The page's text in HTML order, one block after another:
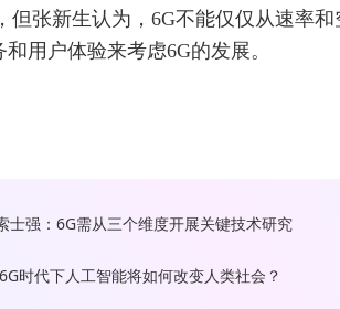
但张新生认为，6G不能仅仅从速率
用户体验来考虑6G的发展。
士强：6G需从三个维度开展关键技术研究
时代下人工智能将如何改变人类社会？